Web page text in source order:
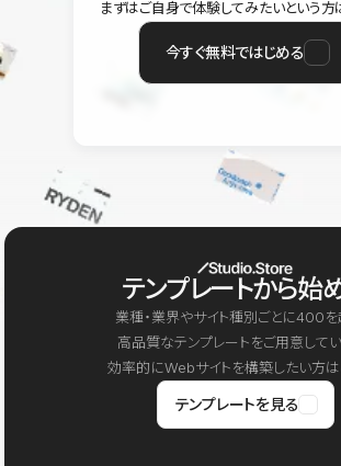
まずはご自身で体験してみたいという方
今すぐ無料ではじめる
テンプレートから始
業種・業界やサイト種別ごとに400を
高品質なテンプレートをご用意してい
効率的にWebサイトを構築したい方は
テンプレートを見る